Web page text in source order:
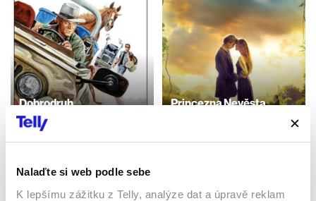
Nalaďte si web podle sebe
K lepšímu zážitku z Telly, analýze dat a úpravě reklam
Dobrodruh
1987 | Itálie | 92 min
Filmy / Dobrodružné /
Komedie / Akční
Princezna Nevěsta
Pohádka